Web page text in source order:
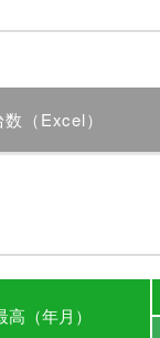
（Excel）
高 （年月）